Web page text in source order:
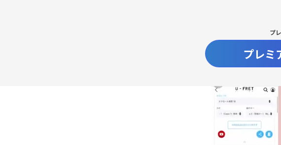
プ
プレミ